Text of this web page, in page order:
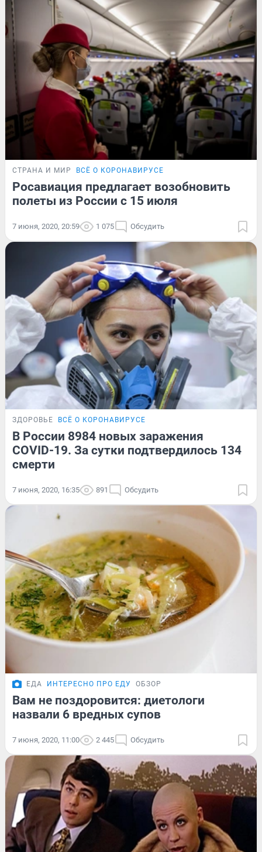
СТРАНА И МИР ВСЁ О КОРОНАВИРУСЕ
Росавиация предлагает возобновить
полеты из России с 15 июля
7 июня, 2020, 20:59 1 075 Обсудить
ЗДОРОВЬЕ ВСЁ О КОРОНАВИРУСЕ
В России 8984 новых заражения
COVID-19. За сутки подтвердилось 134
смерти
7 июня, 2020, 16:35 891 Обсудить
ЕДА ИНТЕРЕСНО ПРО ЕДУ ОБЗОР
Вам не поздоровится: диетологи
назвали 6 вредных супов
7 июня, 2020, 11:00 2 445 Обсудить